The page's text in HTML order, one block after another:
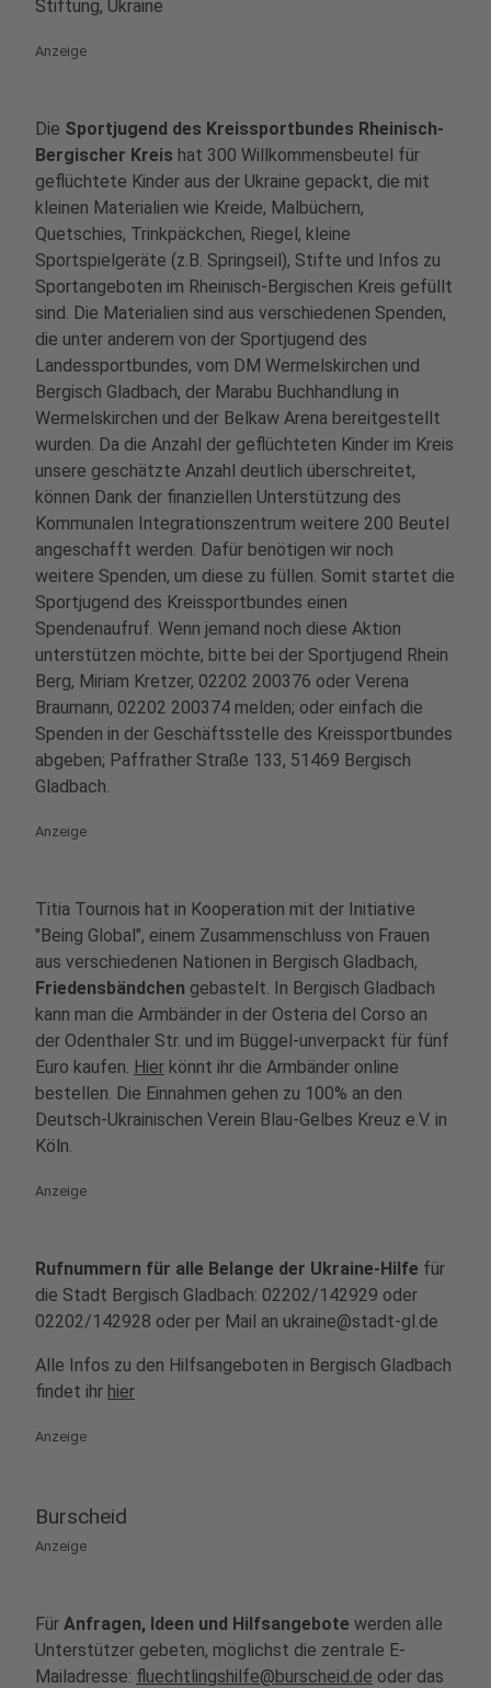
Stiftung, Ukraine
Anzeige
Die Sportjugend des Kreissportbundes Rheinisch-
Bergischer Kreis hat 300 Willkommensbeutel für
geflüchtete Kinder aus der Ukraine gepackt, die mit
kleinen Materialien wie Kreide, Malbüchern,
Quetschies, Trinkpäckchen, Riegel, kleine
Sportspielgeräte (z.B. Springseil), Stifte und Infos zu
Sportangeboten im Rheinisch-Bergischen Kreis gefüllt
sind. Die Materialien sind aus verschiedenen Spenden,
die unter anderem von der Sportjugend des
Landessportbundes, vom DM Wermelskirchen und
Bergisch Gladbach, der Marabu Buchhandlung in
Wermelskirchen und der Belkaw Arena bereitgestellt
wurden. Da die Anzahl der geflüchteten Kinder im Kreis
unsere geschätzte Anzahl deutlich überschreitet,
können Dank der finanziellen Unterstützung des
Kommunalen Integrationszentrum weitere 200 Beutel
angeschafft werden. Dafür benötigen wir noch
weitere Spenden, um diese zu füllen. Somit startet die
Sportjugend des Kreissportbundes einen
Spendenaufruf. Wenn jemand noch diese Aktion
unterstützen möchte, bitte bei der Sportjugend Rhein
Berg, Miriam Kretzer, 02202 200376 oder Verena
Braumann, 02202 200374 melden; oder einfach die
Spenden in der Geschäftsstelle des Kreissportbundes
abgeben; Paffrather Straße 133, 51469 Bergisch
Gladbach.
Anzeige
Titia Tournois hat in Kooperation mit der Initiative
"Being Global", einem Zusammenschluss von Frauen
aus verschiedenen Nationen in Bergisch Gladbach,
Friedensbändchen gebastelt. In Bergisch Gladbach
kann man die Armbänder in der Osteria del Corso an
der Odenthaler Str. und im Büggel-unverpackt für fünf
Euro kaufen. Hier könnt ihr die Armbänder online
bestellen. Die Einnahmen gehen zu 100% an den
Deutsch-Ukrainischen Verein Blau-Gelbes Kreuz e.V. in
Köln.
Anzeige
Rufnummern für alle Belange der Ukraine-Hilfe für
die Stadt Bergisch Gladbach: 02202/142929 oder
02202/142928 oder per Mail an ukraine@stadt-gl.de
Alle Infos zu den Hilfsangeboten in Bergisch Gladbach
findet ihr hier
Anzeige
Burscheid
Anzeige
Für Anfragen, Ideen und Hilfsangebote werden alle
Unterstützer gebeten, möglichst die zentrale E-
Mailadresse: fluechtlingshilfe@burscheid.de oder das